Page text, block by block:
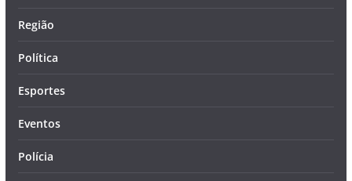
Região
Política
Esportes
Eventos
Polícia